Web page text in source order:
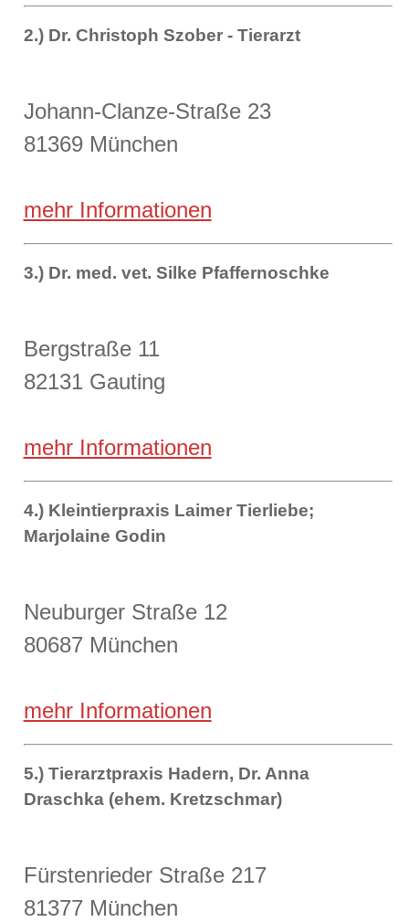
2.) Dr. Christoph Szober - Tierarzt
Johann-Clanze-Straße 23
81369 München
mehr Informationen
3.) Dr. med. vet. Silke Pfaffernoschke
Bergstraße 11
82131 Gauting
mehr Informationen
4.) Kleintierpraxis Laimer Tierliebe;
Marjolaine Godin
Neuburger Straße 12
80687 München
mehr Informationen
5.) Tierarztpraxis Hadern, Dr. Anna
Draschka (ehem. Kretzschmar)
Fürstenrieder Straße 217
81377 München